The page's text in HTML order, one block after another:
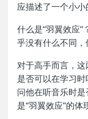
应描述了一个小小
什么是“羽翼效应
乎没有什么不同，
对于高手而言，
是否可以在学习
问他在听音乐时
是“羽翼效应”的体